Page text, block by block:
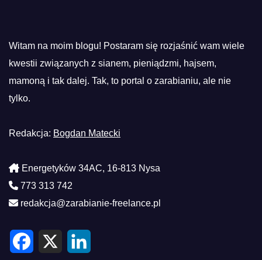
Witam na moim blogu! Postaram się rozjaśnić wam wiele
kwestii związanych z sianem, pieniądzmi, hajsem,
mamoną i tak dalej. Tak, to portal o zarabianiu, ale nie
tylko.
Redakcja: Bogdan Matecki
Energetyków 34AC, 16-813 Nysa
773 313 742
redakcja@zarabianie-freelance.pl
F
X